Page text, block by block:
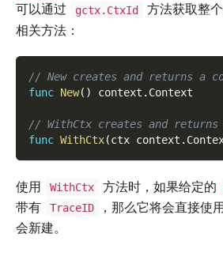
可以通过
gctx.CtxId 方法获取整
相关方法：
// New creates and returns a
func New( ) context . Context
// WithCtx creates and
func WithCtx(ctx context .
使用 WithCtx 方法时，如果给定的
带有
TraceID ，那么它将会直接使
会新建。